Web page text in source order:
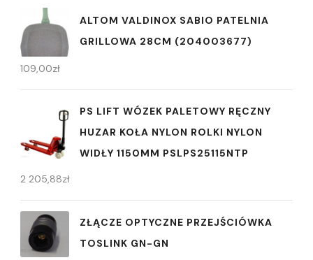
ALTOM VALDINOX SABIO PATELNIA
GRILLOWA 28CM (204003677)
109,00zł
PS LIFT WÓZEK PALETOWY RĘCZNY
HUZAR KOŁA NYLON ROLKI NYLON
WIDŁY 1150MM PSLPS25115NTP
2 205,88zł
ZŁĄCZE OPTYCZNE PRZEJŚCIÓWKA
TOSLINK GN-GN